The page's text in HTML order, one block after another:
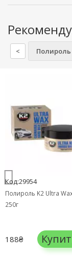
< Полироль
Код:29954
Полироль K2 Ultra
250г
188₴